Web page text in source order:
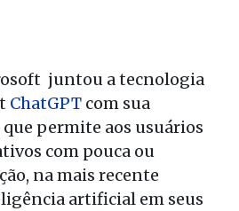
juntou a tecnologia
ChatGPT com sua
permite aos usuários
com pouca ou
na mais recente
artificial em seus